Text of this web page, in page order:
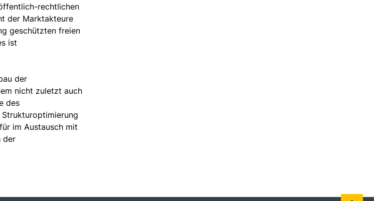
rechtlichen
der Marktakteure
geschützten freien
ist
der
nicht zuletzt auch
des
im Austausch mit
der